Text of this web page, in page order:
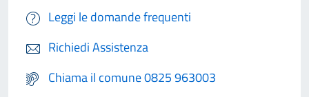
Leggi le domande frequenti
Richiedi Assistenza
Chiama il comune 0825 963003